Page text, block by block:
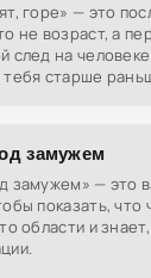
горе» — это
не возраст, а
след на
тебя старше
замужем
замужем» — это
показать,
области и